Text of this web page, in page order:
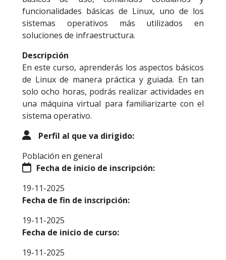
funcionalidades básicas de Linux, uno de los
sistemas operativos más utilizados en
soluciones de infraestructura.
Descripción
En este curso, aprenderás los aspectos básicos
de Linux de manera práctica y guiada. En tan
solo ocho horas, podrás realizar actividades en
una máquina virtual para familiarizarte con el
sistema operativo.
Perfil al que va dirigido:
Población en general
Fecha de inicio de inscripción:
19-11-2025
Fecha de fin de inscripción:
19-11-2025
Fecha de inicio de curso:
19-11-2025